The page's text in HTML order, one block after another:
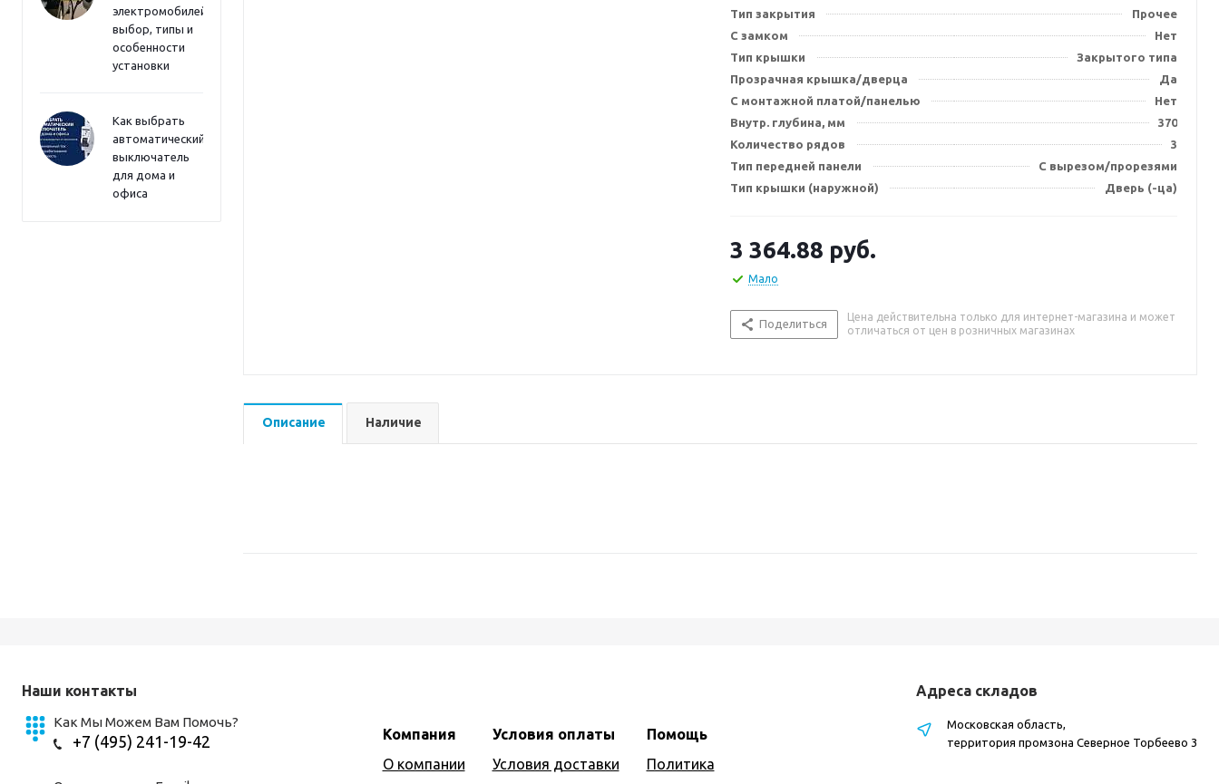
электромобилей:
выбор, типы и
особенности
установки
Как выбрать
автоматический
выключатель
для дома и
офиса
Тип закрытия
Прочее
С замком
Нет
Тип крышки
Закрытого типа
Прозрачная крышка/дверца
Да
С монтажной платой/панелью
Нет
Внутр. глубина, мм
370
Количество рядов
3
Тип передней панели
С вырезом/прорезями
Тип крышки (наружной)
Дверь (-ца)
3 364.88 руб.
Мало
Поделиться
Цена действительна только для интернет-магазина и может
отличаться от цен в розничных магазинах
Описание Наличие
Наши контакты
Как Мы Можем Вам Помочь?
+7 (495) 241-19-42
Компания
О компании
Условия оплаты
Условия доставки
Помощь
Политика
Адреса складов
Московская область,
территория промзона Северное Торбеево 3